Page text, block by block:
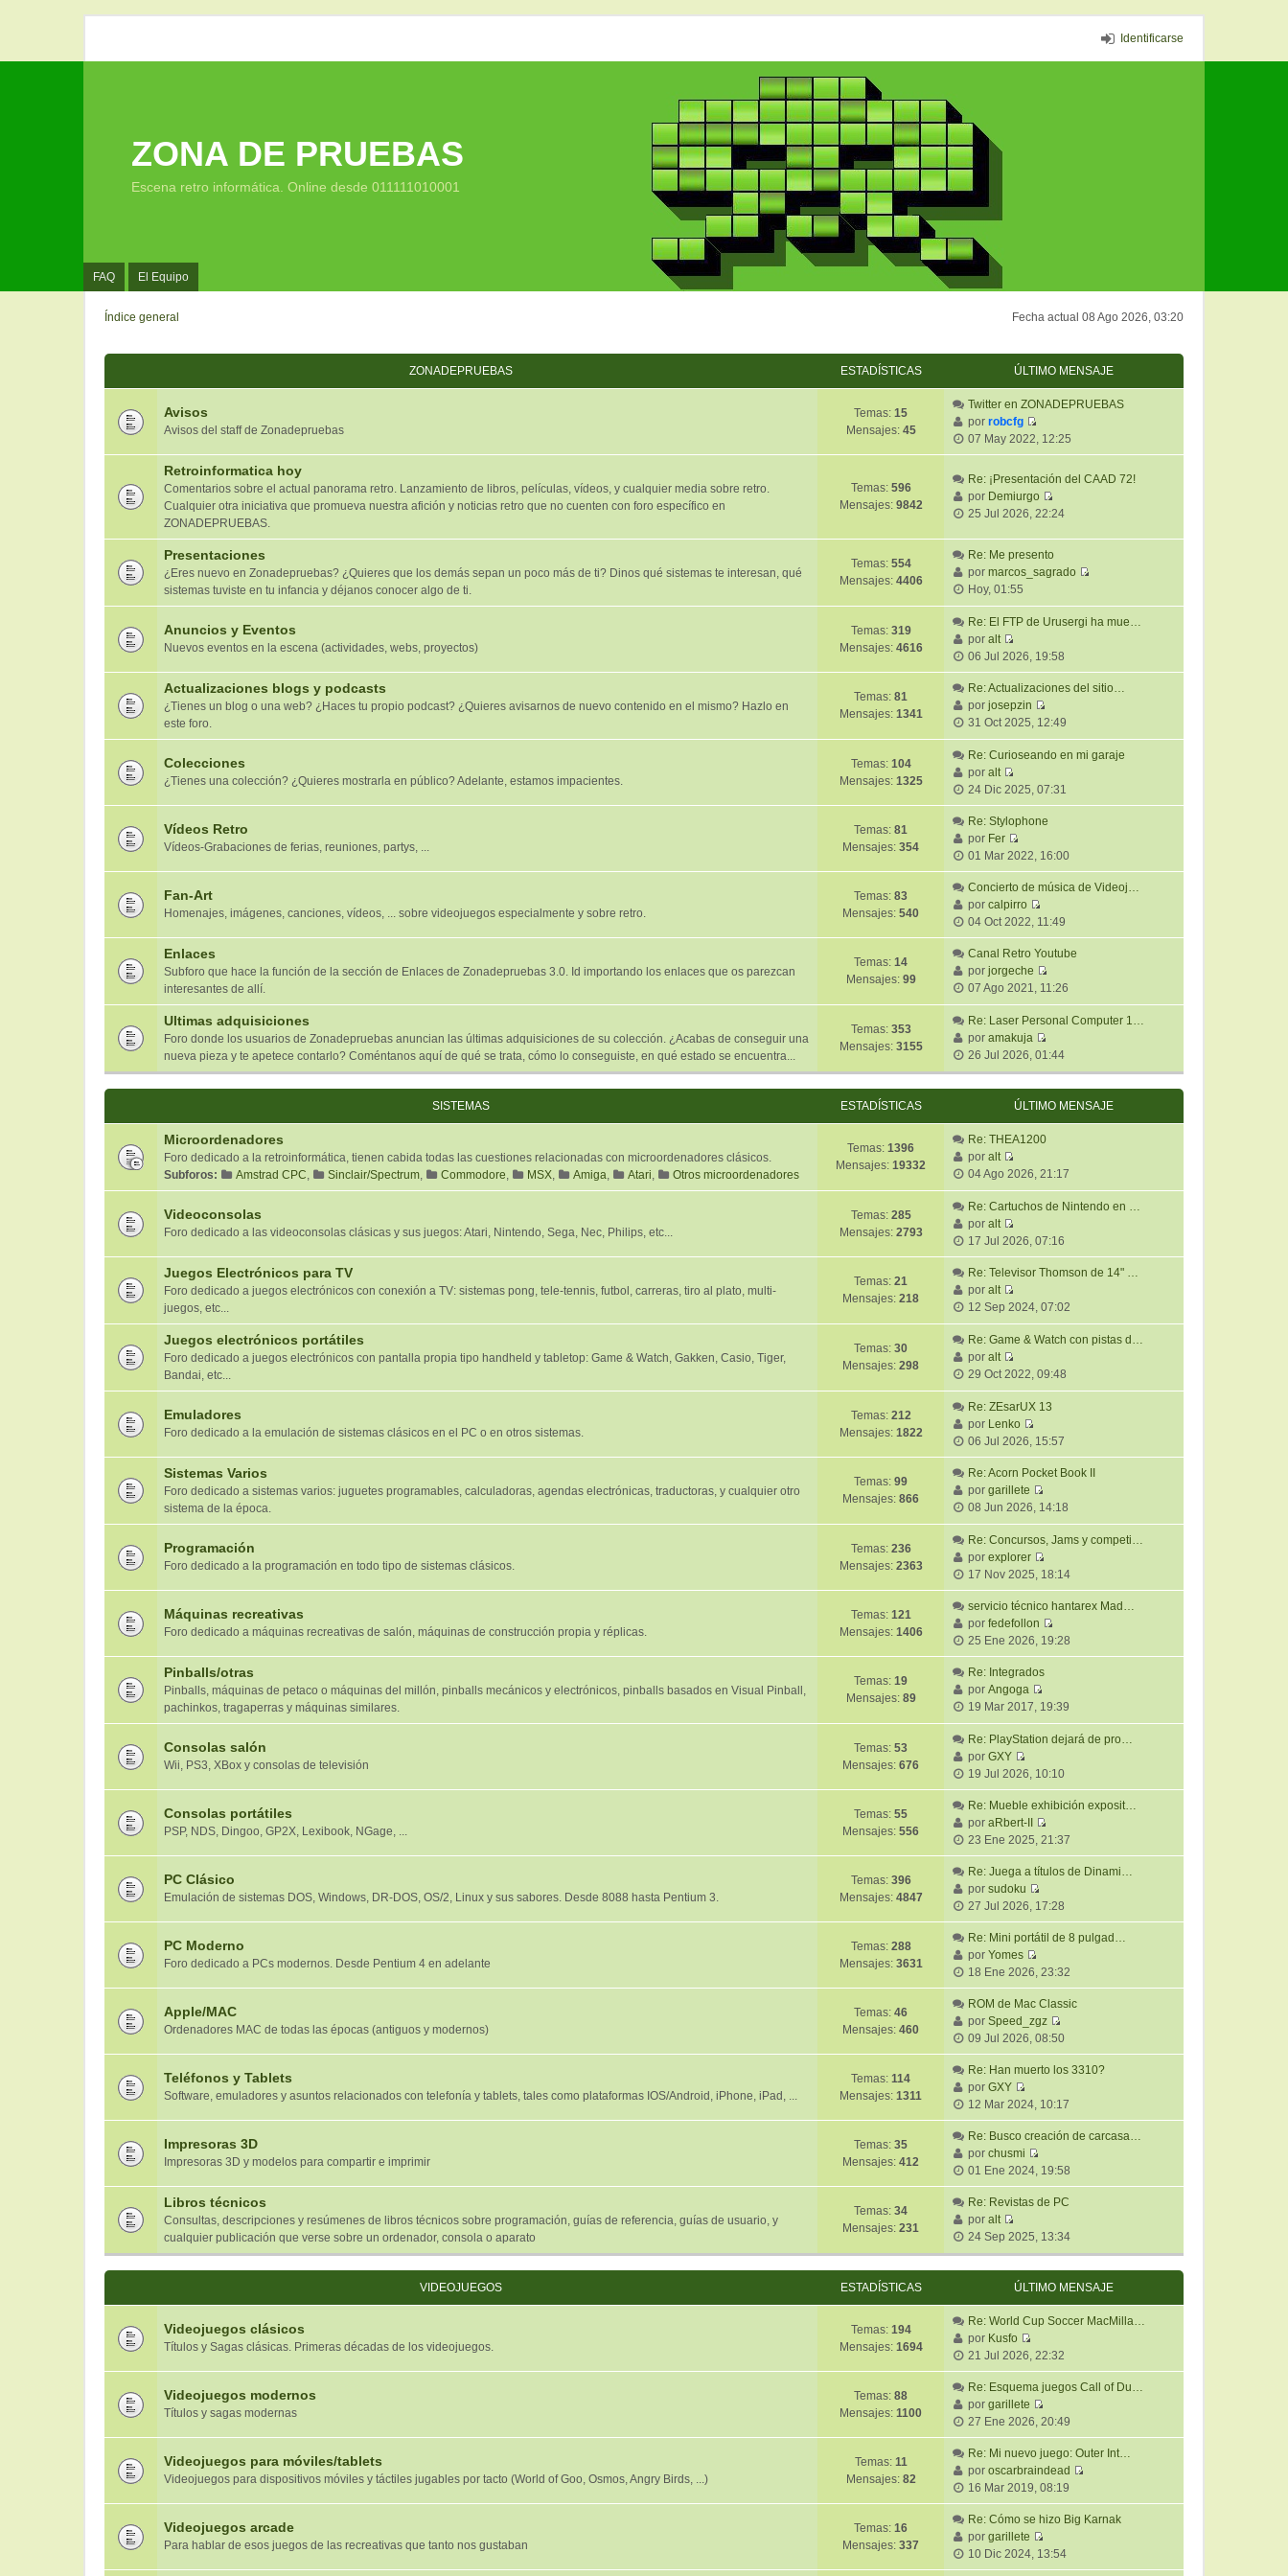
Identificarse
FAQ El Equipo
ZONA DE PRUEBAS
Escena retro informática. Online desde 011111010001
Fecha actual 08 Ago 2026, 03:20
Índice general
ZONADEPRUEBAS ESTADÍSTICAS ÚLTIMO MENSAJE
Avisos
Avisos del staff de Zonadepruebas
Temas: 15
Mensajes: 45
Twitter en ZONADEPRUEBAS
porrobcfg
V
e
ú
l
t
i
m
o
e
n
a
j
e
07 May 2022, 12:25
Retroinformatica hoy
Comentarios sobre el actual panorama retro. Lanzamiento de libros, películas, vídeos, y cualquier media sobre retro.
Cualquier otra iniciativa que promueva nuestra afición y noticias retro que no cuenten con foro específico en
ZONADEPRUEBAS.
Temas: 596
Mensajes: 9842
Re: ¡Presentación del CAAD 72!
por Demiurgo
V
r
l
m
m
s
j
25 Jul 2026, 22:24
Presentaciones
¿Eres nuevo en Zonadepruebas? ¿Quieres que los demás sepan un poco más de ti? Dinos qué sistemas te interesan, qué
sistemas tuviste en tu infancia y déjanos conocer algo de ti.
Temas: 554
Mensajes: 4406
Re: Me presento
pormarcos_sagrado
r
t
i
m
e
a
Hoy, 01:55
Anuncios y Eventos
Nuevos eventos en la escena (actividades, webs, proyectos)
Temas: 319
Mensajes: 4616
Re: El FTP de Urusergi ha mue…
poralt
V
e
r
ú
l
t
i
o
m
e
n
s
a
j
e
06 Jul 2026, 19:58
Actualizaciones blogs y podcasts
¿Tienes un blog o una web? ¿Haces tu propio podcast? ¿Quieres avisarnos de nuevo contenido en el mismo? Hazlo en
este foro.
Temas: 81
Mensajes: 1341
Re: Actualizaciones del sitio…
porjosepzin
V
r
l
t
i
o
m
e
s
a
j
e
31 Oct 2025, 12:49
Colecciones
¿Tienes una colección? ¿Quieres mostrarla en público? Adelante, estamos impacientes.
Temas: 104
Mensajes: 1325
Re: Curioseando en mi garaje
poralt
V
e
r
ú
l
t
i
m
o
m
e
n
s
a
j
e
24 Dic 2025, 07:31
Vídeos Retro
Vídeos-Grabaciones de ferias, reuniones, partys, ...
Temas: 81
Mensajes: 354
Re: Stylophone
por Fer
V
e
r
ú
l
t
i
m
o
m
e
n
s
a
j
e
01 Mar 2022, 16:00
Fan-Art
Homenajes, imágenes, canciones, vídeos, ... sobre videojuegos especialmente y sobre retro.
Temas: 83
Mensajes: 540
Concierto de música de Videoj…
porcalpirro
V
e
r
ú
l
t
i
m
o
m
e
n
s
a
e
04 Oct 2022, 11:49
Enlaces
Subforo que hace la función de la sección de Enlaces de Zonadepruebas 3.0. Id importando los enlaces que os parezcan
interesantes de allí.
Temas: 14
Mensajes: 99
Canal Retro Youtube
porjorgeche
V
r
l
t
i
m
o
n
s
a
e
07 Ago 2021, 11:26
Ultimas adquisiciones
Foro donde los usuarios de Zonadepruebas anuncian las últimas adquisiciones de su colección. ¿Acabas de conseguir una
nueva pieza y te apetece contarlo? Coméntanos aquí de qué se trata, cómo lo conseguiste, en qué estado se encuentra...
Temas: 353
Mensajes: 3155
Re: Laser Personal Computer 1…
poramakuja
V
ú
m
o
m
n
s
a
e
26 Jul 2026, 01:44
SISTEMAS ESTADÍSTICAS ÚLTIMO MENSAJE
Microordenadores
Foro dedicado a la retroinformática, tienen cabida todas las cuestiones relacionadas con microordenadores clásicos.
Subforos:
Amstrad CPC, Sinclair/Spectrum, Commodore, MSX, Amiga, Atari, Otros microordenadores
Temas: 1396
Mensajes: 19332
Re: THEA1200
poralt
V
r
l
t
i
o
m
e
s
a
j
e
04 Ago 2026, 21:17
Videoconsolas
Foro dedicado a las videoconsolas clásicas y sus juegos: Atari, Nintendo, Sega, Nec, Philips, etc...
Temas: 285
Mensajes: 2793
Re: Cartuchos de Nintendo en …
poralt
V
e
r
l
t
i
o
m
e
n
s
a
j
e
17 Jul 2026, 07:16
Juegos Electrónicos para TV
Foro dedicado a juegos electrónicos con conexión a TV: sistemas pong, tele-tennis, futbol, carreras, tiro al plato, multi-
juegos, etc...
Temas: 21
Mensajes: 218
Re: Televisor Thomson de 14" …
poralt
V
r
l
t
i
m
o
m
e
n
s
a
j
e
12 Sep 2024, 07:02
Juegos electrónicos portátiles
Foro dedicado a juegos electrónicos con pantalla propia tipo handheld y tabletop: Game & Watch, Gakken, Casio, Tiger,
Bandai, etc...
Temas: 30
Mensajes: 298
Re: Game & Watch con pistas d…
poralt
V
r
ú
l
t
i
m
o
m
e
n
s
a
j
e
29 Oct 2022, 09:48
Emuladores
Foro dedicado a la emulación de sistemas clásicos en el PC o en otros sistemas.
Temas: 212
Mensajes: 1822
Re: ZEsarUX 13
por Lenko
V
e
r
ú
t
i
m
o
m
e
n
s
a
j
e
06 Jul 2026, 15:57
Sistemas Varios
Foro dedicado a sistemas varios: juguetes programables, calculadoras, agendas electrónicas, traductoras, y cualquier otro
sistema de la época.
Temas: 99
Mensajes: 866
Re: Acorn Pocket Book II
porgarillete
V
r
l
t
i
m
o
m
e
s
a
j
08 Jun 2026, 14:18
Programación
Foro dedicado a la programación en todo tipo de sistemas clásicos.
Temas: 236
Mensajes: 2363
Re: Concursos, Jams y competi…
porexplorer
V
e
r
ú
l
t
o
m
e
s
a
j
e
17 Nov 2025, 18:14
Máquinas recreativas
Foro dedicado a máquinas recreativas de salón, máquinas de construcción propia y réplicas.
Temas: 121
Mensajes: 1406
servicio técnico hantarex Mad…
porfedefollon
V
e
l
t
i
o
m
e
s
a
j
25 Ene 2026, 19:28
Pinballs/otras
Pinballs, máquinas de petaco o máquinas del millón, pinballs mecánicos y electrónicos, pinballs basados en Visual Pinball,
pachinkos, tragaperras y máquinas similares.
Temas: 19
Mensajes: 89
Re: Integrados
porAngoga
V
r
l
t
i
m
o
m
e
s
a
j
19 Mar 2017, 19:39
Consolas salón
Wii, PS3, XBox y consolas de televisión
Temas: 53
Mensajes: 676
Re: PlayStation dejará de pro…
porGXY
V
e
r
ú
l
t
i
m
o
m
e
n
s
j
e
19 Jul 2026, 10:10
Consolas portátiles
PSP, NDS, Dingoo, GP2X, Lexibook, NGage, ...
Temas: 55
Mensajes: 556
Re: Mueble exhibición exposit…
poraRbert-II
V
e
r
l
t
i
o
m
e
n
s
j
23 Ene 2025, 21:37
PC Clásico
Emulación de sistemas DOS, Windows, DR-DOS, OS/2, Linux y sus sabores. Desde 8088 hasta Pentium 3.
Temas: 396
Mensajes: 4847
Re: Juega a títulos de Dinami…
porsudoku
V
e
r
l
t
i
m
o
m
e
s
j
27 Jul 2026, 17:28
PC Moderno
Foro dedicado a PCs modernos. Desde Pentium 4 en adelante
Temas: 288
Mensajes: 3631
Re: Mini portátil de 8 pulgad…
porYomes
V
e
r
ú
l
t
i
o
m
e
n
s
j
18 Ene 2026, 23:32
Apple/MAC
Ordenadores MAC de todas las épocas (antiguos y modernos)
Temas: 46
Mensajes: 460
ROM de Mac Classic
porSpeed_zgz
V
e
r
l
t
i
o
m
e
s
a
e
09 Jul 2026, 08:50
Teléfonos y Tablets
Software, emuladores y asuntos relacionados con telefonía y tablets, tales como plataformas IOS/Android, iPhone, iPad, ...
Temas: 114
Mensajes: 1311
Re: Han muerto los 3310?
porGXY
V
e
r
ú
l
t
i
o
m
e
n
s
a
j
e
12 Mar 2024, 10:17
Impresoras 3D
Impresoras 3D y modelos para compartir e imprimir
Temas: 35
Mensajes: 412
Re: Busco creación de carcasa…
porchusmi
V
e
r
l
t
i
m
o
m
n
s
a
j
e
01 Ene 2024, 19:58
Libros técnicos
Consultas, descripciones y resúmenes de libros técnicos sobre programación, guías de referencia, guías de usuario, y
cualquier publicación que verse sobre un ordenador, consola o aparato
Temas: 34
Mensajes: 231
Re: Revistas de PC
poralt
V
ú
t
i
m
o
m
e
n
s
a
j
e
24 Sep 2025, 13:34
VIDEOJUEGOS ESTADÍSTICAS ÚLTIMO MENSAJE
Videojuegos clásicos
Títulos y Sagas clásicas. Primeras décadas de los videojuegos.
Temas: 194
Mensajes: 1694
Re: World Cup Soccer MacMilla…
por Kusfo
V
e
r
ú
l
t
i
m
o
m
e
n
s
21 Jul 2026, 22:32
Videojuegos modernos
Títulos y sagas modernas
Temas: 88
Mensajes: 1100
Re: Esquema juegos Call of Du…
porgarillete
V
e
r
ú
l
t
i
o
m
27 Ene 2026, 20:49
Videojuegos para móviles/tablets
Videojuegos para dispositivos móviles y táctiles jugables por tacto (World of Goo, Osmos, Angry Birds, ...)
Temas: 11
Mensajes: 82
Re: Mi nuevo juego: Outer Int…
poroscarbraindead
e
r
t
16 Mar 2019, 08:19
Videojuegos arcade
Para hablar de esos juegos de las recreativas que tanto nos gustaban
Temas: 16
Mensajes: 337
Re: Cómo se hizo Big Karnak
porgarillete
V
e
10 Dic 2024, 13:54